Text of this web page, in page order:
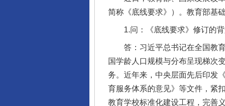
简称《底线要求》）。教育部基
1.问：《底线要求》修订的背
答：习近平总书记在全国教育
国学龄人口规模与分布呈现梯次
务。近年来，中央层面先后印发
育服务体系的意见》等文件，紧
教育学校标准化建设工程，完善
完善运行机制助力责任有效落实